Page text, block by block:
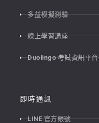
多益模擬測驗
線上學習講座
Duolingo 考試資訊平台
即時通訊
LINE 官方帳號